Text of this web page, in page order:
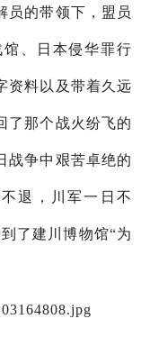
员的带领下，盟员
、日本侵华罪行
资料以及带着久远
了那个战火纷飞的
战争中艰苦卓绝的
退，川军一日不
了建川博物馆“为